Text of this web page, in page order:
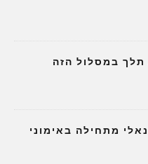
תלך במסלול הזה
מתחילה באימוני